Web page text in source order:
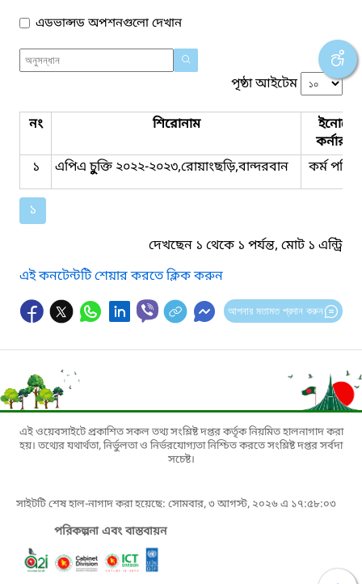
এডভান্সড অপশনগুলো দেখান
পৃষ্ঠা আইটেম
নং শিরোনাম
কর্নার
১
এপিএ চুুুুুক্তি ২০২২-২০২৩,রোয়াংছড়ি,বান্দরবান কর্ম
১
দেখছেন ১ থেকে ১ পর্যন্ত, মোট ১ এন্ট্রি
এই কনটেন্টটি শেয়ার করতে ক্লিক করুন
আপনার মতামত প্রদান করুন
এই ওয়েবসাইটে প্রকাশিত সকল তথ্য সংশ্লিষ্ট দপ্তর কর্তৃক নিয়মিত হালনাগাদ করা
হয়। তথ্যের যথার্থতা, নির্ভুলতা ও নির্ভরযোগ্যতা নিশ্চিত করতে সংশ্লিষ্ট দপ্তর সর্বদা
সচেষ্ট।
সাইটটি শেষ হাল-নাগাদ করা হয়েছে: সোমবার, ৩ আগস্ট, ২০২৬ এ ১৭:৫৮:০৩
পরিকল্পনা এবং বাস্তবায়ন